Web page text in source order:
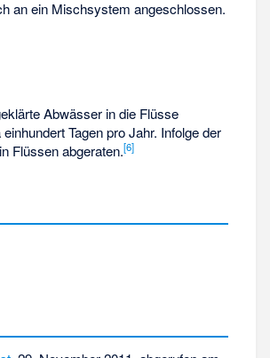
an ein Mischsystem angeschlossen.
Abwässer in die Flüsse
Tagen pro Jahr. Infolge der
Flüssen abgeraten.[6]